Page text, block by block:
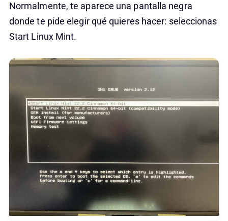
Normalmente, te aparece una pantalla negra
donde te pide elegir qué quieres hacer: seleccionas
Start Linux Mint.